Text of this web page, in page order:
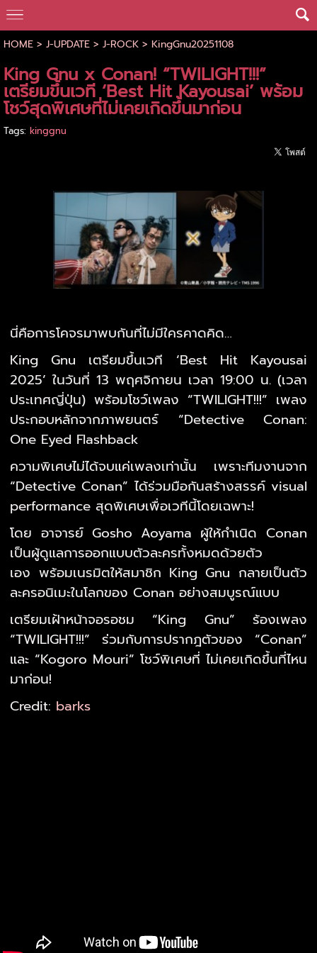
HOME> J-UPDATE> J-ROCK> KingGnu20251108
King Gnu x Conan! “TWILIGHT!!!”
เตรียมขึ้นเวที ‘Best Hit Kayousai’ พร้อม
โชว์สุดพิเศษที่ไม่เคยเกิดขึ้นมาก่อน
Tags: kinggnu
นี่คือการโคจรมาพบกันที่ไม่มีใครคาดคิด…
King Gnu เตรียมขึ้นเวที ‘Best Hit Kayousai
2025’ ในวันที่ 13 พฤศจิกายน เวลา 19:00 น. (เวลา
ประเทศญี่ปุ่น) พร้อมโชว์เพลง “TWILIGHT!!!” เพลง
ประกอบหลักจากภาพยนตร์ “Detective Conan:
One Eyed Flashback
ความพิเศษไม่ได้จบแค่เพลงเท่านั้น เพราะทีมงานจาก
“Detective Conan” ได้ร่วมมือกันสร้างสรรค์ visual
performance สุดพิเศษเพื่อเวทีนี้โดยเฉพาะ!
โดย อาจารย์ Gosho Aoyama ผู้ให้กำเนิด Conan
เป็นผู้ดูแลการออกแบบตัวละครทั้งหมดด้วยตัว
เอง พร้อมเนรมิตให้สมาชิก King Gnu กลายเป็นตัว
ละครอนิเมะในโลกของ Conan อย่างสมบูรณ์แบบ
เตรียมเฝ้าหน้าจอรอชม “King Gnu” ร้องเพลง
“TWILIGHT!!!” ร่วมกับการปรากฎตัวของ “Conan”
และ “Kogoro Mouri” โชว์พิเศษที่ ไม่เคยเกิดขึ้นที่ไหน
มาก่อน!
Credit: barks